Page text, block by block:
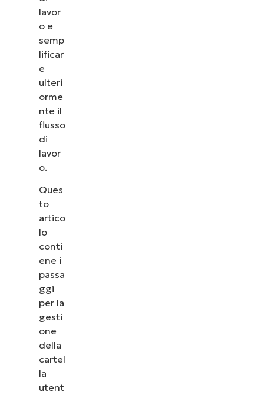
lavor
o e
semp
lificar
e
ulteri
orme
nte il
flusso
di
lavor
o.
Ques
to
artico
lo
conti
ene i
passa
ggi
per la
gesti
one
della
cartel
la
utent